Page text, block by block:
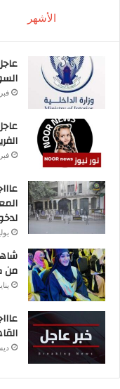
الأشهر
فبراير
فبراير
يوليو
من
يناير 4,